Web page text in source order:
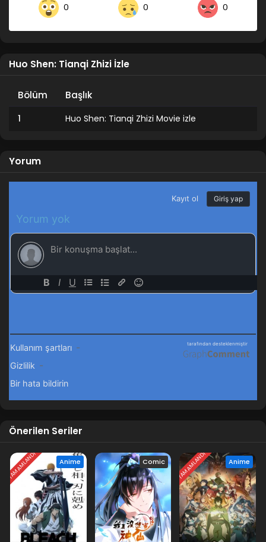
0 0 0
Huo Shen: Tianqi Zhizi İzle
Bölüm Başlık
1 Huo Shen: Tianqi Zhizi Movie izle
Yorum
Önerilen Seriler
TAMAMLANDI Anime Comic TAMAMLANDI Anime